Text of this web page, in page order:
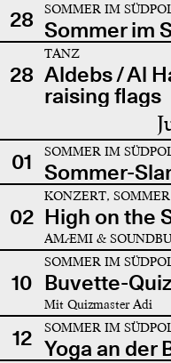
28
SOMMER IM
Sommer im
28
TANZ
Aldebs / Al
raising flags
01 SOMMER IM
Sommer-
02
KONZERT,
High on the
AMÆMI &
10
SOMMER IM
Buvette-Quiz
Mit Quizmaster Adi
12 SOMMER IM
Yoga an der